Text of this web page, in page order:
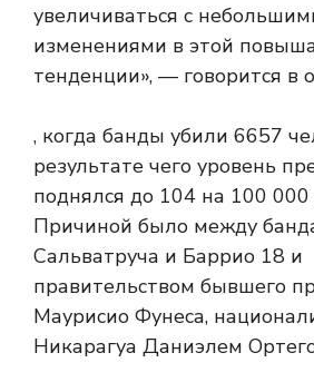
увеличиваться с
изменениями в этой
тенденции», — говорится в
, когда банды убили 6657
результате чего уровень
поднялся до 104 на 100
Причиной было между
Сальватруча и Баррио 18 и
правительством бывшего
Маурисио Фунеса,
Никарагуа Даниэлем